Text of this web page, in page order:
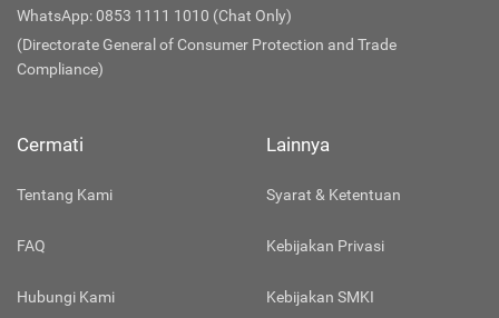
WhatsApp: 0853 1111 1010 (Chat Only)
(Directorate General of Consumer Protection and Trade
Compliance)
Cermati
Tentang Kami
FAQ
Hubungi Kami
Lainnya
Syarat & Ketentuan
Kebijakan Privasi
Kebijakan SMKI